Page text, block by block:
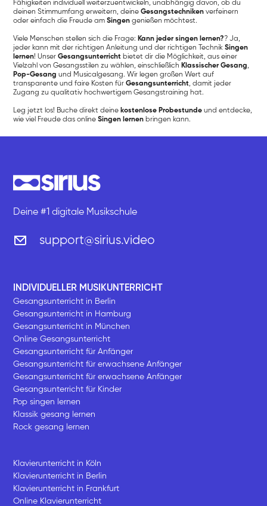
Fähigkeiten individuell weiterzuentwickeln, unabhängig davon, ob du
deinen Stimmumfang erweitern, deineGesangstechniken verfeinern
oder einfach die Freude amSingen genießen möchtest.
Viele Menschen stellen sich die Frage: Kann jeder singen lernen?? Ja,
jeder kann mit der richtigen Anleitung und der richtigen TechnikSingen
lernen! UnserGesangsunterricht bietet dir die Möglichkeit, aus einer
Vielzahl von Gesangsstilen zu wählen, einschließlich Klassischer Gesang,
Pop-Gesang und Musicalgesang. Wir legen großen Wert auf
transparente und faire Kosten fürGesangsunterricht, damit jeder
Zugang zu qualitativ hochwertigem Gesangstraining hat.
Leg jetzt los! Buche direkt deine kostenlose Probestunde und entdecke,
wie viel Freude das onlineSingen lernen bringen kann.
Deine #1 digitale Musikschule
support@sirius.video
INDIVIDUELLER MUSIKUNTERRICHT
Gesangsunterricht in Berlin
Gesangsunterricht in Hamburg
Gesangsunterricht in München
Online Gesangsunterricht
Gesangsunterricht für Anfänger
Gesangsunterricht für erwachsene Anfänger
Gesangsunterricht für erwachsene Anfänger
Gesangsunterricht für Kinder
Pop singen lernen
Klassik gesang lernen
Rock gesang lernen
Klavierunterricht in Köln
Klavierunterricht in Berlin
Klavierunterricht in Frankfurt
Online Klavierunterricht